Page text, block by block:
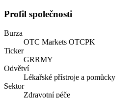
Profil společnosti
Burza
OTC Markets OTCPK
Ticker
GRRMY
Odvětví
Lékařské přístroje a pomůcky
Sektor
Zdravotní péče